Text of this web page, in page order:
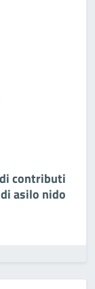
contributi
asilo nido